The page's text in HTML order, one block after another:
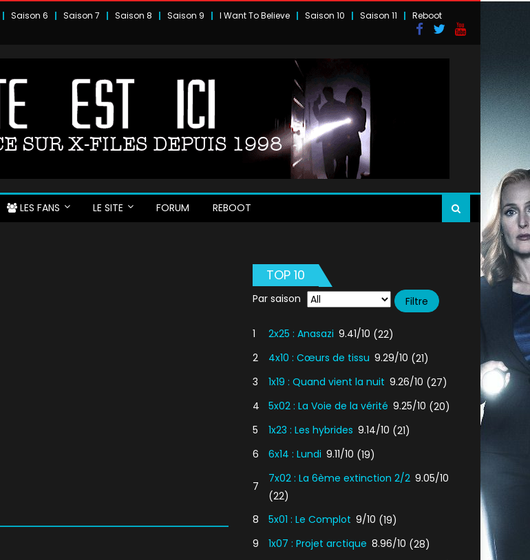
Saison 6 Saison 7 Saison 8 Saison 9 I Want To Believe Saison 10 Saison 11 Reboot
LES FANS LE SITE FORUM REBOOT
TOP 10
Par saison
1 2x25 : Anasazi 9.41/10 (22)
2
4x10 : Cœurs de tissu 9.29/10 (21)
3
1x19 : Quand vient la nuit 9.26/10 (27)
4
5x02 : La Voie de la vérité 9.25/10 (20)
5
1x23 : Les hybrides 9.14/10 (21)
6
6x14 : Lundi 9.11/10 (19)
7
7x02 : La 6ème extinction 2/2 9.05/10
(22)
8
5x01 : Le Complot 9/10 (19)
9
1x07 : Projet arctique 8.96/10 (28)